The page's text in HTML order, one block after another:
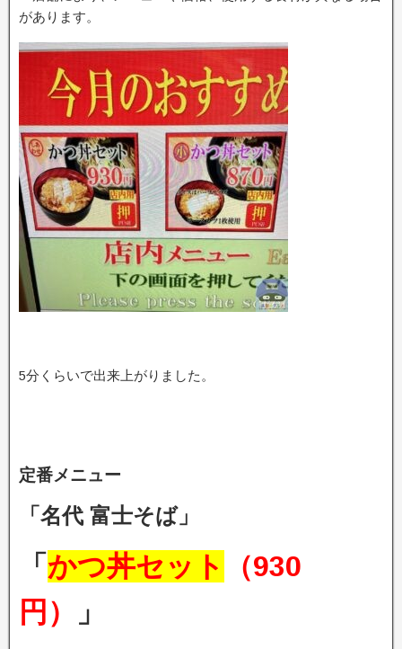
があります。
5分くらいで出来上がりました。
定番メニュー
「名代 富士そば」
「 かつ丼セット
（930
円）
」